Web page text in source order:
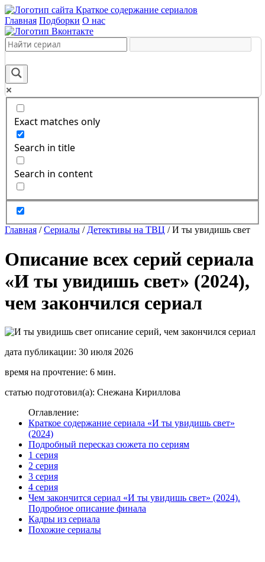
Краткое содержание сериалов
Главная Подборки О нас
Exact matches only
Search in title
Search in content
Главная /Сериалы / Детективы на ТВЦ /И ты увидишь свет
Описание всех серий сериала
«И ты увидишь свет» (2024),
чем закончился сериал
дата публикации: 30 июля 2026
время на прочтение: 6 мин.
статью подготовил(а): Снежана Кириллова
Оглавление:
Краткое содержание сериала «И ты увидишь свет»
(2024)
Подробный пересказ сюжета по сериям
1 серия
2 серия
3 серия
4 серия
Чем закончится сериал «И ты увидишь свет» (2024).
Подробное описание финала
Кадры из сериала
Похожие сериалы